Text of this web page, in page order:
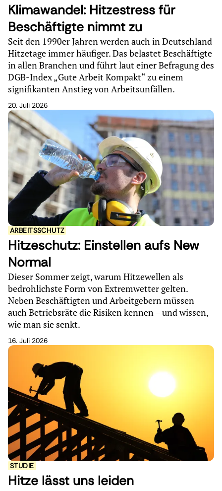
Klimawandel: Hitzestress für
Beschäftigte nimmt zu
Seit den 1990er Jahren werden auch in Deutschland
Hitzetage immer häufiger. Das belastet Beschäftigte
in allen Branchen und führt laut einer Befragung des
DGB-Index „Gute Arbeit Kompakt“ zu einem
signifikanten Anstieg von Arbeitsunfällen.
20. Juli 2026
ARBEITSSCHUTZ
Hitzeschutz: Einstellen aufs New
Normal
Dieser Sommer zeigt, warum Hitzewellen als
bedrohlichste Form von Extremwetter gelten.
Neben Beschäftigten und Arbeitgebern müssen
auch Betriebsräte die Risiken kennen – und wissen,
wie man sie senkt.
16. Juli 2026
STUDIE
Hitze lässt uns leiden